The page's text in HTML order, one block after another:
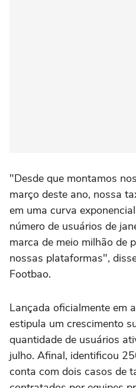
"Desde que montamos
março deste ano, nossa
em uma curva
número de usuários de
marca de meio milhão de
nossas plataformas",
Footbao.
Lançada oficialmente em
estipula um crescimento
quantidade de usuários
julho. Afinal, identificou
conta com dois casos de